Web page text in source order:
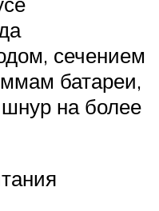
сечением
батареи,
на более